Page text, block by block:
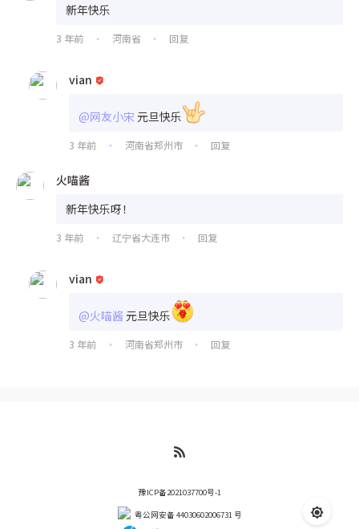
新年快乐
3 年前 • 河南省 • 回复
vian
@网友小宋 元旦快乐
3 年前 • 河南省郑州市 • 回复
火喵酱
新年快乐呀！
3 年前 • 辽宁省大连市 • 回复
vian
@火喵酱元旦快乐
3 年前 • 河南省郑州市 • 回复
豫ICP备2021037700号-1
粤公网安备 44030602006731 号